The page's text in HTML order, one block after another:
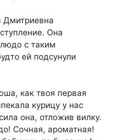
Дмитриевна
Она
с таким
ей подсунули
как твоя первая
курицу у нас
она, отложив вилку.
Сочная, ароматная!